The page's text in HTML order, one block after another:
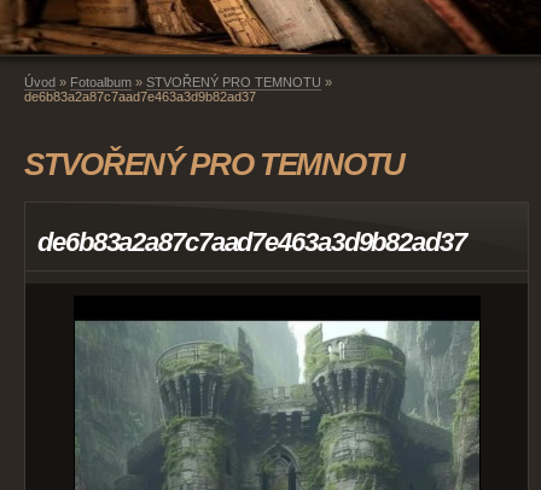
Úvod » Fotoalbum » STVOŘENÝ PRO TEMNOTU »
de6b83a2a87c7aad7e463a3d9b82ad37
STVOŘENÝ PRO TEMNOTU
de6b83a2a87c7aad7e463a3d9b82ad37